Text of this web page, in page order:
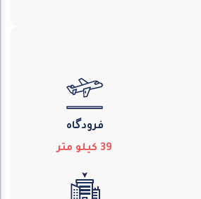
فرودگاه
39 كيلو متر